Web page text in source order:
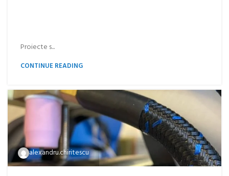
Proiecte s...
CONTINUE READING
alexandru.chiritescu